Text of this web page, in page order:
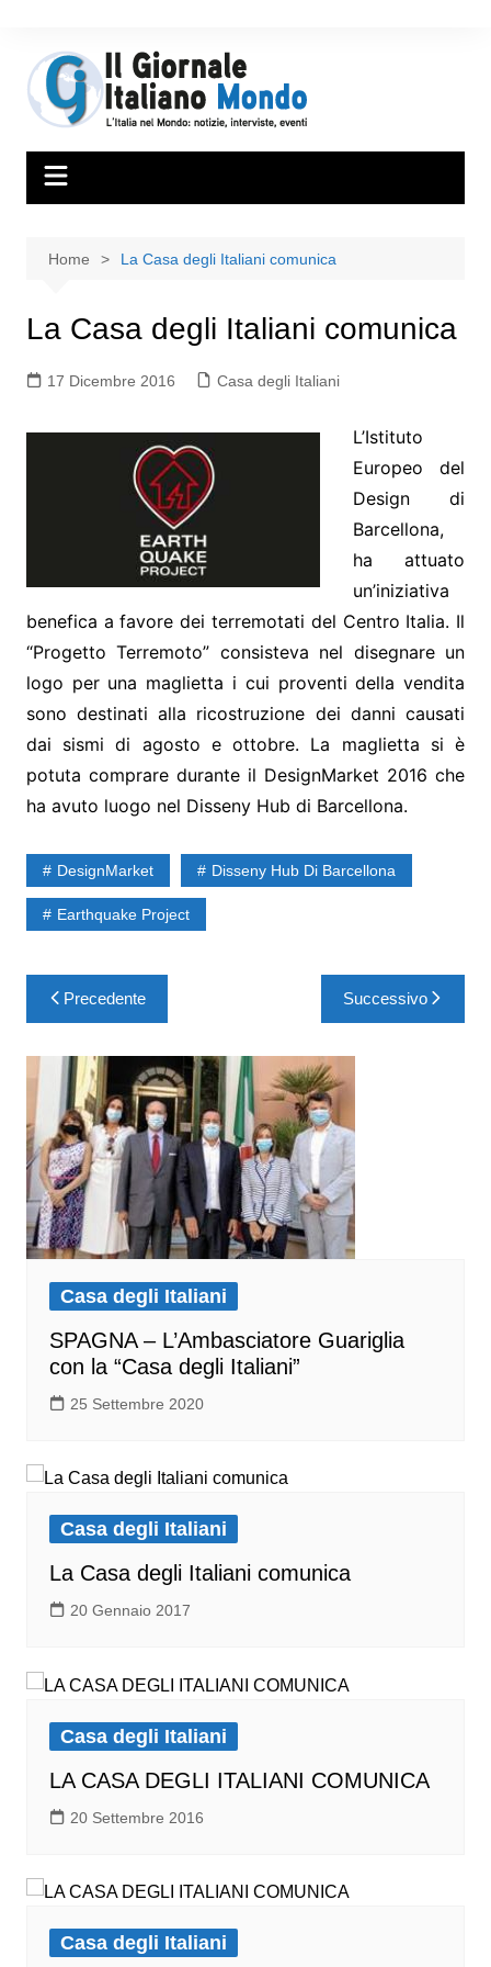
Home La Casa degli Italiani comunica
La Casa degli Italiani comunica
17 Dicembre 2016 Casa degli Italiani
L’Istituto
Europeo del
Design di
Barcellona,
ha attuato
un’iniziativa
benefica a favore dei terremotati del Centro Italia. Il
“Progetto Terremoto” consisteva nel disegnare un
logo per una maglietta i cui proventi della vendita
sono destinati alla ricostruzione dei danni causati
dai sismi di agosto e ottobre. La maglietta si è
potuta comprare durante il DesignMarket 2016 che
ha avuto luogo nel Disseny Hub di Barcellona.
DesignMarket Disseny Hub Di Barcellona
Earthquake Project
Precedente Successivo
Casa degli Italiani
SPAGNA – L’Ambasciatore Guariglia
con la “Casa degli Italiani”
25 Settembre 2020
Casa degli Italiani
La Casa degli Italiani comunica
20 Gennaio 2017
Casa degli Italiani
LA CASA DEGLI ITALIANI COMUNICA
20 Settembre 2016
Casa degli Italiani